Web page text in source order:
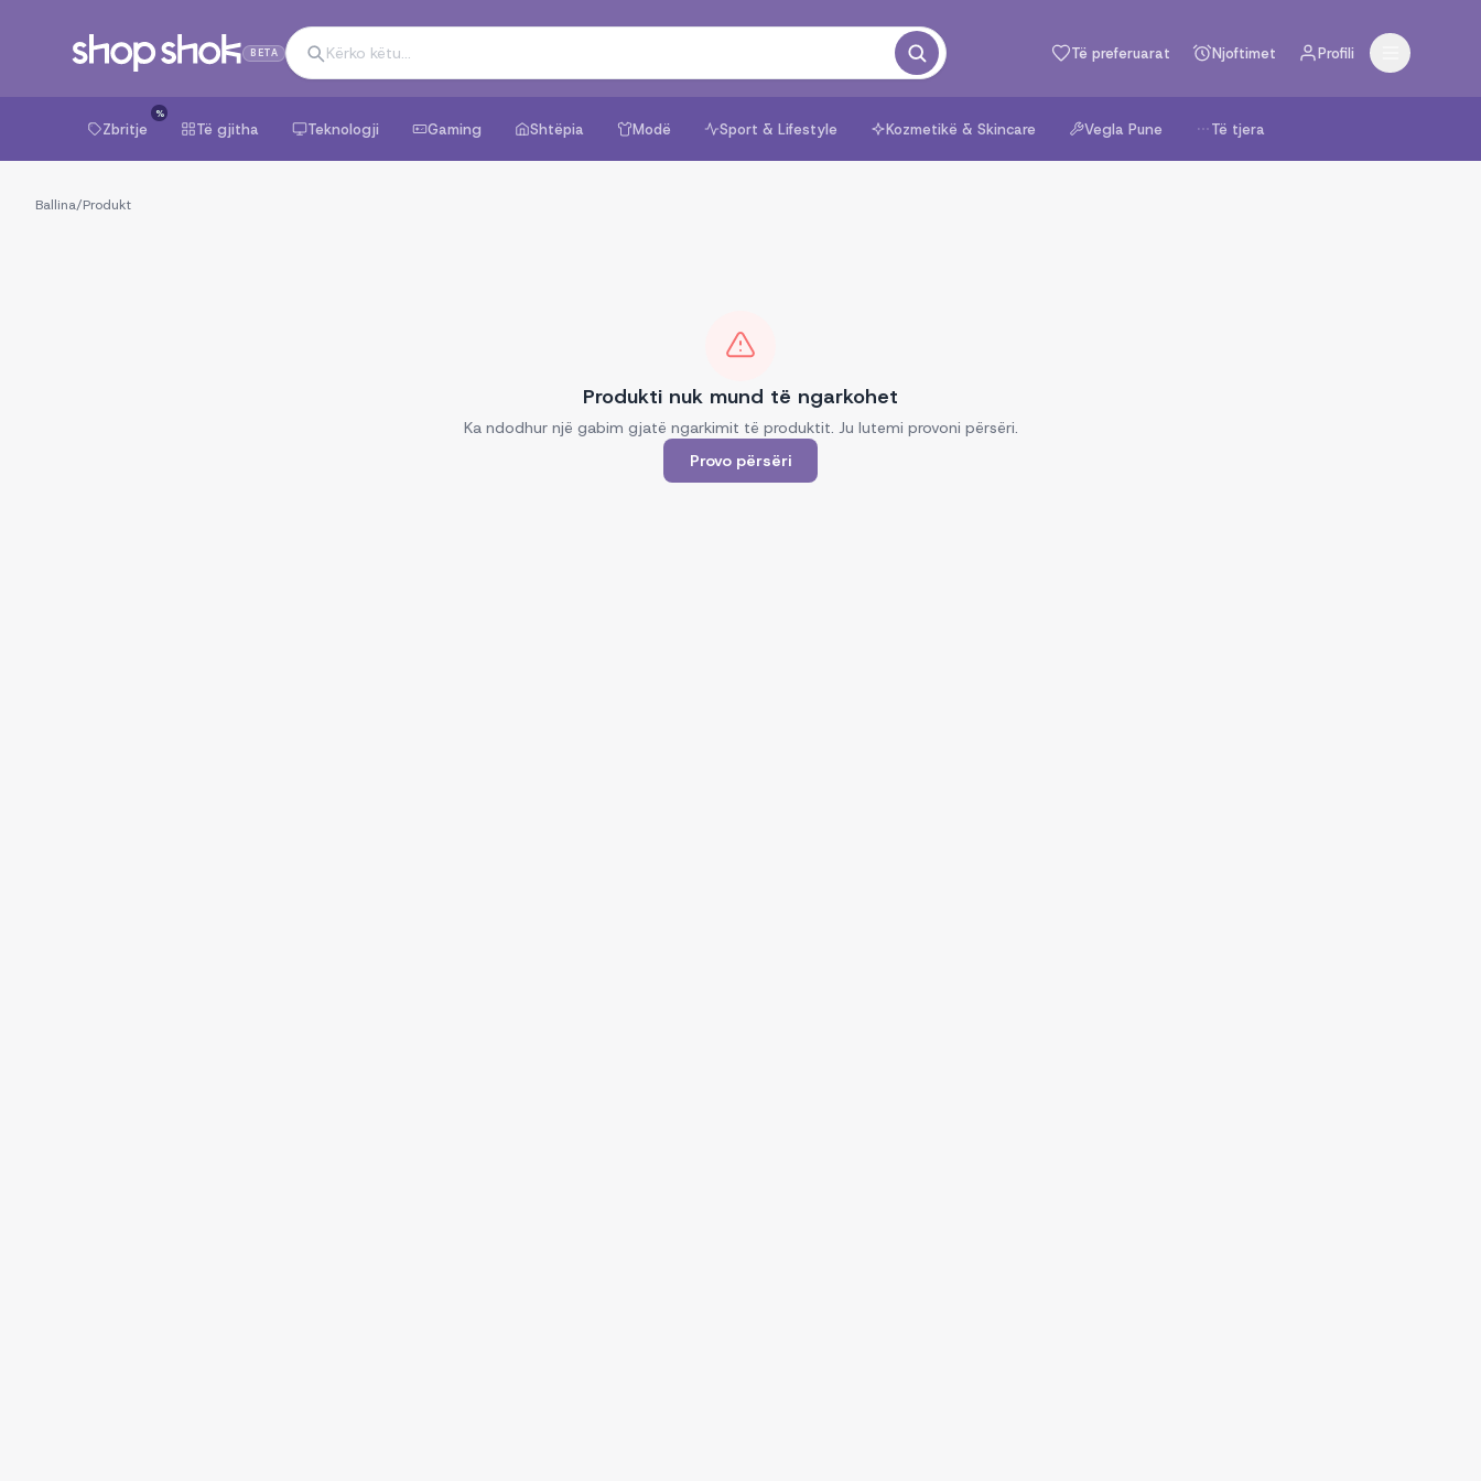
BETA Të preferuarat Njoftimet Profili
Zbritje
%
Të gjitha Teknologji Gaming Shtëpia Modë Sport & Lifestyle Kozmetikë & Skincare Vegla Pune Të tjera
Ballina/Produkt
Produkti nuk mund të ngarkohet
Ka ndodhur një gabim gjatë ngarkimit të produktit. Ju lutemi provoni përsëri.
Provo përsëri